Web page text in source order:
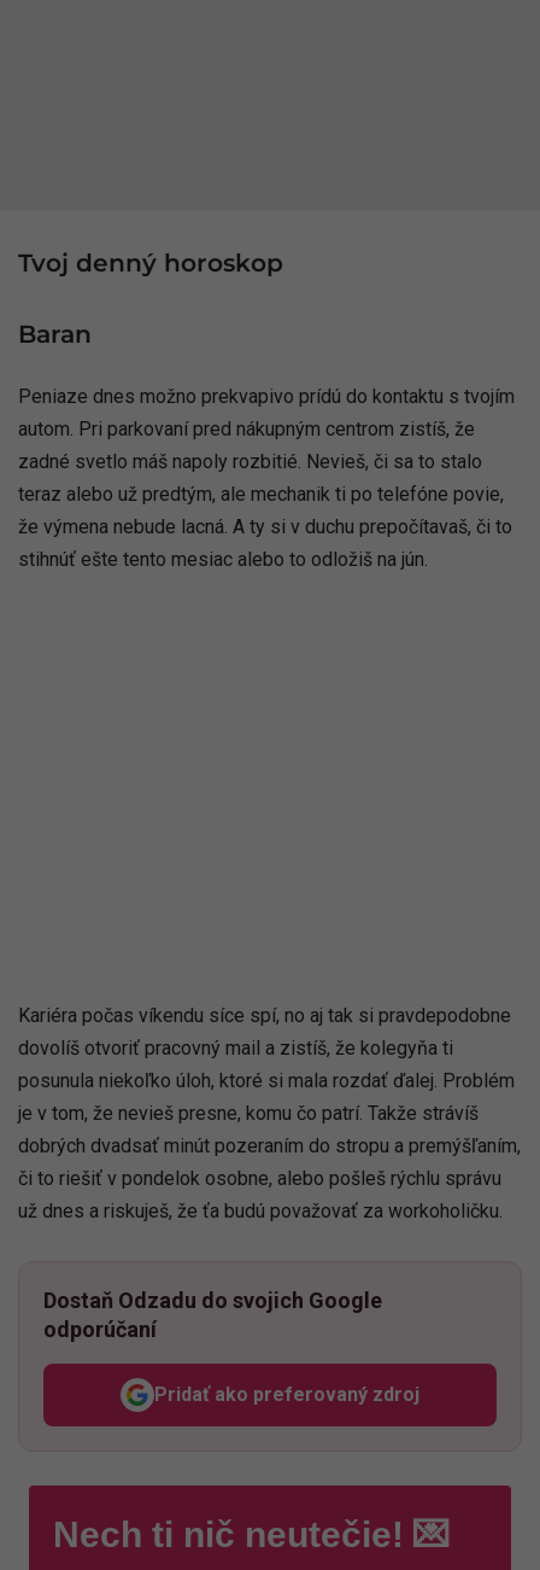
Tvoj denný horoskop
Baran
Peniaze dnes možno prekvapivo prídú do kontaktu s tvojím
autom. Pri parkovaní pred nákupným centrom zistíš, že
zadné svetlo máš napoly rozbitié. Nevieš, či sa to stalo
teraz alebo už predtým, ale mechanik ti po telefóne povie,
že výmena nebude lacná. A ty si v duchu prepočítavaš, či to
stihnúť ešte tento mesiac alebo to odložiš na jún.
Kariéra počas víkendu síce spí, no aj tak si pravdepodobne
dovolíš otvoriť pracovný mail a zistíš, že kolegyňa ti
posunula niekoľko úloh, ktoré si mala rozdať ďalej. Problém
je v tom, že nevieš presne, komu čo patrí. Takže strávíš
dobrých dvadsať minút pozeraním do stropu a premýšľaním,
či to riešiť v pondelok osobne, alebo pošleš rýchlu správu
už dnes a riskuješ, že ťa budú považovať za workoholičku.
Dostaň Odzadu do svojich Google
odporúčaní
Pridať ako preferovaný zdroj
Odzadu, odkaz sa otvorí v
Nech ti nič neutečie! 💌